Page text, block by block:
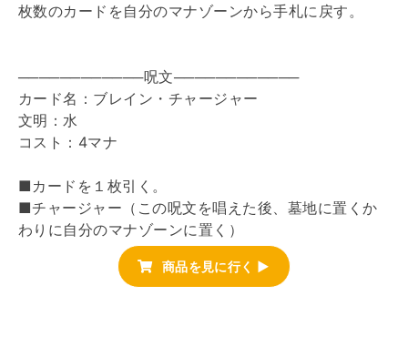
枚数のカードを自分のマナゾーンから手札に戻す。
────────────呪文────────────
カード名：ブレイン・チャージャー
文明：水
コスト：4マナ
■カードを１枚引く。
■チャージャー（この呪文を唱えた後、墓地に置くか
わりに自分のマナゾーンに置く）
商品を見に行く ▶